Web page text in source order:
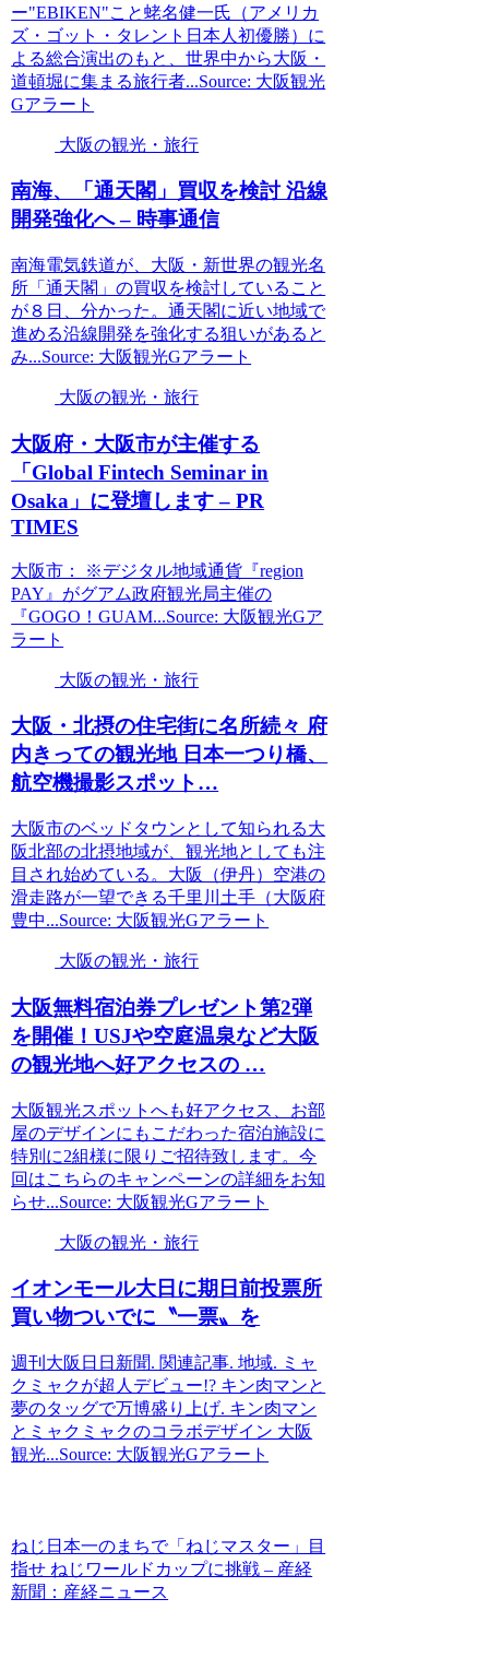
ー"EBIKEN"こと蛯名健一氏（アメリカ
ズ・ゴット・タレント日本人初優勝）に
よる総合演出のもと、世界中から大阪・
道頓堀に集まる旅行者...Source: 大阪観光
Gアラート
大阪の観光・旅行
南海、「通天閣」買収を検討 沿線
開発強化へ – 時事通信
南海電気鉄道が、大阪・新世界の観光名
所「通天閣」の買収を検討していること
が８日、分かった。通天閣に近い地域で
進める沿線開発を強化する狙いがあると
み...Source: 大阪観光Gアラート
大阪の観光・旅行
大阪府・ 大阪市が主催する
「Global Fintech Seminar in
Osaka」に登壇します – PR
TIMES
大阪市： ※デジタル地域通貨『region
PAY』がグアム政府観光局主催の
『GOGO！GUAM...Source: 大阪観光Gア
ラート
大阪の観光・旅行
大阪 ・北摂の住宅街に名所続々 府
内きっての観光地 日本一つり橋、
航空機撮影スポット…
大阪市のベッドタウンとして知られる大
阪北部の北摂地域が、観光地としても注
目され始めている。大阪（伊丹）空港の
滑走路が一望できる千里川土手（大阪府
豊中...Source: 大阪観光Gアラート
大阪の観光・旅行
大阪無料宿泊券プレゼント第2弾
を開催！USJや空庭温泉など大阪
の観光地へ好アクセスの …
大阪観光スポットへも好アクセス、お部
屋のデザインにもこだわった宿泊施設に
特別に2組様に限りご招待致します。今
回はこちらのキャンペーンの詳細をお知
らせ...Source: 大阪観光Gアラート
大阪の観光・旅行
イオンモール大日に期日前投票所
買い物ついでに〝一票〟を
週刊大阪日日新聞. 関連記事. 地域. ミャ
クミャクが超人デビュー!? キン肉マンと
夢のタッグで万博盛り上げ. キン肉マン
とミャクミャクのコラボデザイン 大阪
観光...Source: 大阪観光Gアラート
ねじ日本一のまちで「ねじマスター」目
指せ ねじワールドカップに挑戦 – 産経
新聞：産経ニュース